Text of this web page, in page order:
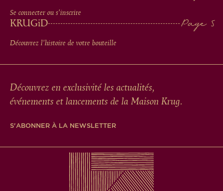
Se connecter ou s'inscrire
KRUGiD
Découvrez l'histoire de votre bouteille
Découvrez en exclusivité les actualités,
événements et lancements de la Maison Krug.
S'ABONNER À LA NEWSLETTER